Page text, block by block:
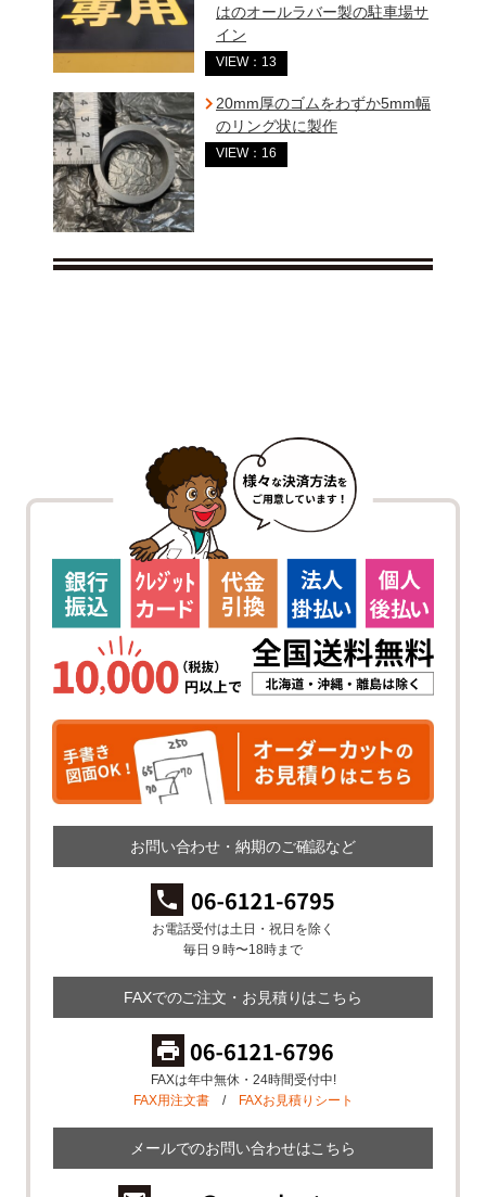
はのオールラバー製の駐車場サ
イン
VIEW：13
20mm厚のゴムをわずか5mm幅
のリング状に製作
VIEW：16
お問い合わせ・納期のご確認など
お電話受付は土日・祝日を除く
毎日９時〜18時まで
FAXでのご注文・お見積りはこちら
FAXは年中無休・24時間受付中!
FAX用注文書/ FAXお見積りシート
メールでのお問い合わせはこちら